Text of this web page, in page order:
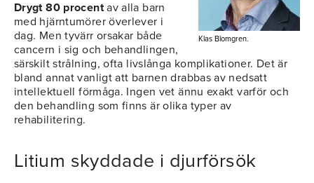
Klas Blomgren.
Drygt 80 procentav alla barn
med hjärntumörer överlever i
dag. Men tyvärr orsakar både
cancern i sig och behandlingen,
särskilt strålning, ofta livslånga komplikationer. Det är
bland annat vanligt att barnen drabbas av nedsatt
intellektuell förmåga. Ingen vet ännu exakt varför och
den behandling som finns är olika typer av
rehabilitering.
Litium skyddade i djurförsök